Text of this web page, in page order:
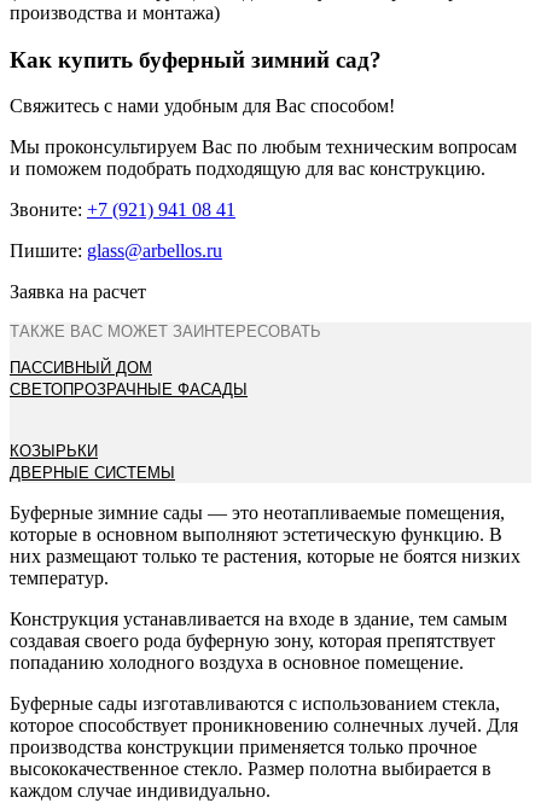
производства и монтажа)
Как купить буферный зимний сад?
Свяжитесь с нами удобным для Вас способом!
Мы проконсультируем Вас по любым техническим вопросам
и поможем подобрать подходящую для вас конструкцию.
Звоните: +7 (921) 941 08 41
Пишите: glass@arbellos.ru
Заявка на расчет
ТАКЖЕ ВАС МОЖЕТ ЗАИНТЕРЕСОВАТЬ
ПАССИВНЫЙ ДОМ
СВЕТОПРОЗРАЧНЫЕ ФАСАДЫ
КОЗЫРЬКИ
ДВЕРНЫЕ СИСТЕМЫ
Буферные зимние сады — это неотапливаемые помещения,
которые в основном выполняют эстетическую функцию. В
них размещают только те растения, которые не боятся низких
температур.
Конструкция устанавливается на входе в здание, тем самым
создавая своего рода буферную зону, которая препятствует
попаданию холодного воздуха в основное помещение.
Буферные сады изготавливаются с использованием стекла,
которое способствует проникновению солнечных лучей. Для
производства конструкции применяется только прочное
высококачественное стекло. Размер полотна выбирается в
каждом случае индивидуально.